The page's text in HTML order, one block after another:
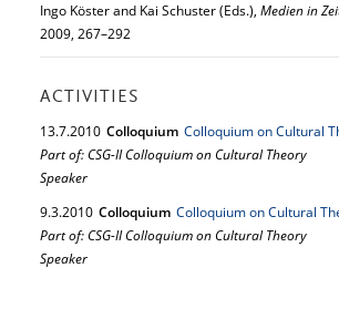
Ingo Köster and Kai Schuster (Eds.), Medien in
2009, 267–292
ACTIVITIES
13.7.2010 Colloquium Colloquium on Cultural
Part of: CSG-II Colloquium on Cultural Theory
Speaker
9.3.2010 Colloquium Colloquium on Cultural
Part of: CSG-II Colloquium on Cultural Theory
Speaker